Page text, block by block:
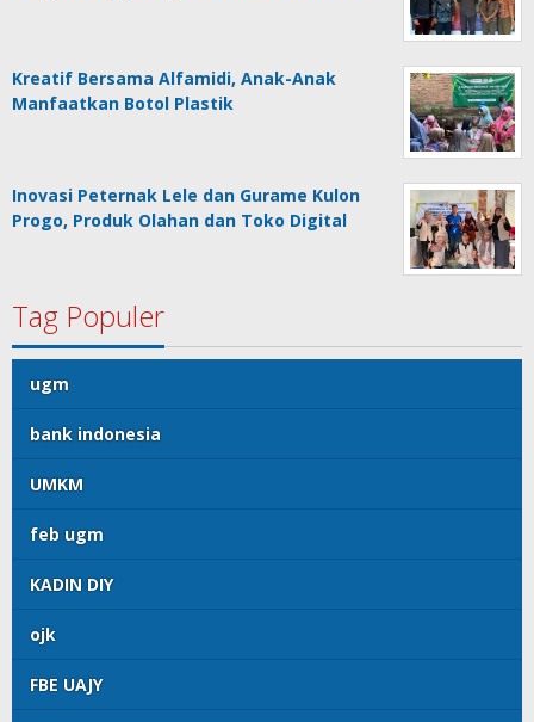
Kreatif Bersama Alfamidi, Anak-Anak
Manfaatkan Botol Plastik
Inovasi Peternak Lele dan Gurame Kulon
Progo, Produk Olahan dan Toko Digital
Tag Populer
ugm
bank indonesia
UMKM
feb ugm
KADIN DIY
ojk
FBE UAJY